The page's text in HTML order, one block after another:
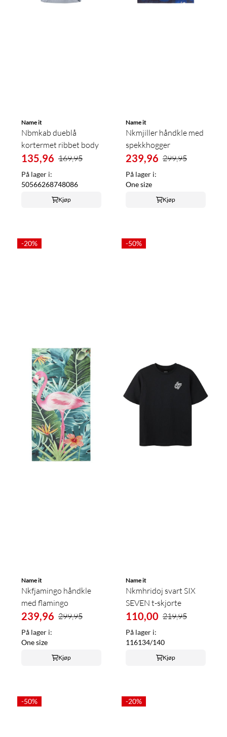
Name it
Nbmkab dueblå
kortermet ribbet body
135,96 169,95
På lager i:
50566268748086
Kjøp
Name it
Nkmjiller håndkle med
spekkhogger
239,96 299,95
På lager i:
One size
Kjøp
-20%
Name it
Nkfjamingo håndkle
med flamingo
239,96 299,95
På lager i:
One size
Kjøp
-50%
Name it
Nkmhridoj svart SIX
SEVEN t-skjorte
110,00 219,95
På lager i:
116134/140
Kjøp
-50% -20%